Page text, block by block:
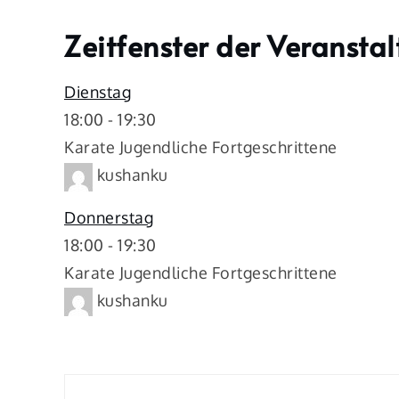
Zeitfenster der
Dienstag
18:00 - 19:30
Karate Jugendliche Fortgeschrittene
kushanku
Donnerstag
18:00 - 19:30
Karate Jugendliche Fortgeschrittene
kushanku